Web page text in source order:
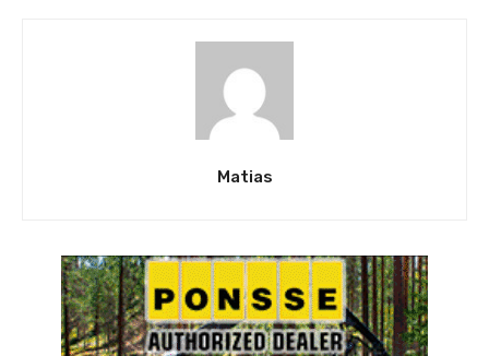
Matias